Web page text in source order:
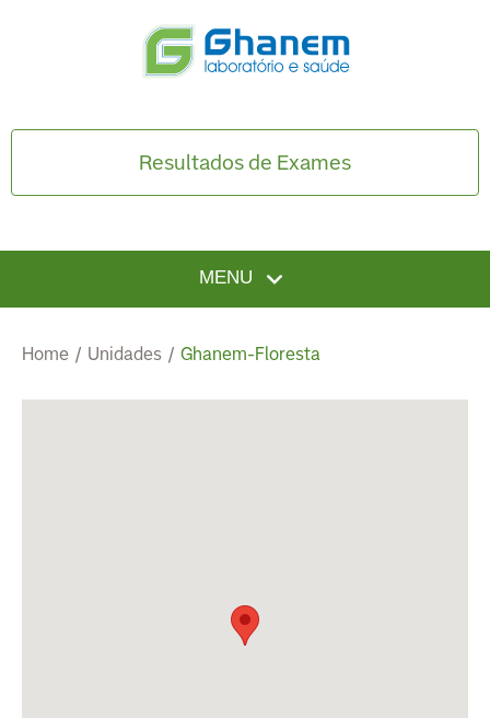
Resultados de Exames
MENU
Home / Unidades / Ghanem-Floresta